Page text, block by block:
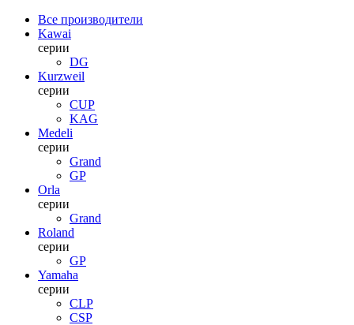
Все производители
Kawai
серии
DG
Kurzweil
серии
CUP
KAG
Medeli
серии
Grand
GP
Orla
серии
Grand
Roland
серии
GP
Yamaha
серии
CLP
CSP